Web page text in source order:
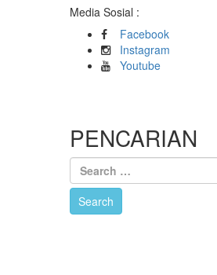
Media Sosial :
Facebook
Instagram
Youtube
PENCARIAN